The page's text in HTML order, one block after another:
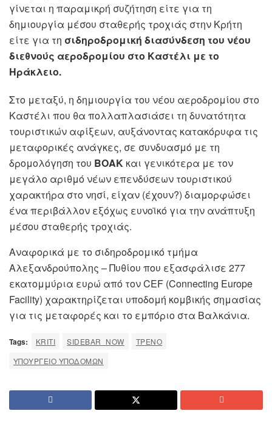
γίνεται η παραμικρή συζήτηση είτε για τη
δημιουργία μέσου σταθερής τροχιάς στην Κρήτη
είτε για τη σιδηροδρομική διασύνδεση του νέου
διεθνούς αεροδρομίου στο Kαστέλι με το
Ηράκλειο.
Στο μεταξύ, η δημιουργία του νέου αεροδρομίου στο
Καστέλι που θα πολλαπλασιάσει τη δυνατότητα
τουριστικών αφίξεων, αυξάνοντας κατακόρυφα τις
μεταφορικές ανάγκες, σε συνδυασμό με τη
δρομολόγηση του ΒΟΑΚ και γενικότερα με τον
μεγάλο αριθμό νέων επενδύσεων τουριστικού
χαρακτήρα στο νησί, είχαν (έχουν?) διαμορφώσει
ένα περιβάλλον εξόχως ευνοϊκό για την ανάπτυξη
μέσου σταθερής τροχιάς.
Αναφορικά με το σιδηροδρομικό τμήμα
Αλεξανδρούπολης – Πυθίου που εξασφάλισε 277
εκατομμύρια ευρώ από τον CEF (Connecting Europe
Facility) χαρακτηρίζεται υποδομή κομβικής σημασίας
για τις μεταφορές και το εμπόριο στα Βαλκάνια.
Tags: KRITI SIDEBAR_NOW
ΤΡΈΝΟ
ΥΠΟΥΡΓΕΊΟ ΥΠΟΔΟΜΏΝ